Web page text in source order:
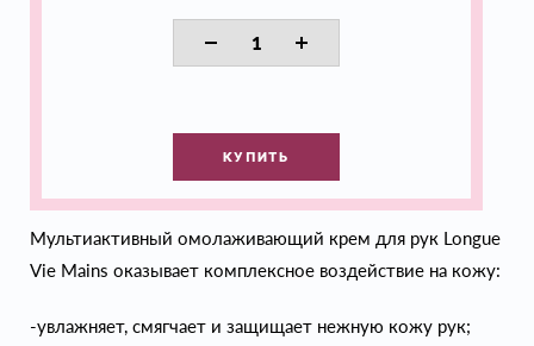
КУПИТЬ
Мультиактивный омолаживающий крем для рук Longue
Vie Mains оказывает комплексное воздействие на кожу:
-увлажняет, смягчает и защищает нежную кожу рук;